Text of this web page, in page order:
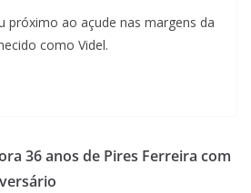
próximo ao açude nas margens da
como Videl.
36 anos de Pires Ferreira com